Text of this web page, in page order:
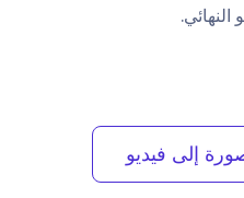
إلى فيديو